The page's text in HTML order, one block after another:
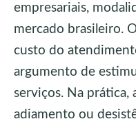
empresariais,
mercado brasileiro.
custo do
argumento de
serviços. Na prática,
adiamento ou